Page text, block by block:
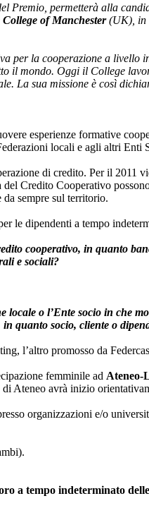
permetterà alla
College of Manchester(UK), in
per la cooperazione a
mondo. Oggi il College
La sua missione è così
esperienze formative
locali e agli altri Enti
di credito. Per il 2011
Credito Cooperativo
sempre sul territorio.
le dipendenti a tempo
cooperativo, in quanto
e sociali?
o l’Ente socio in che
quanto socio, cliente o
l’altro promosso da
femminile ad Ateneo-
Ateneo avrà inizio
organizzazioni e/o
a tempo indeterminato